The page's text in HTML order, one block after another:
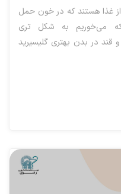
غذا هستند که در خون حمل
می‌خوریم به شکل تری
و قند در بدن بهتری گلیسیرید